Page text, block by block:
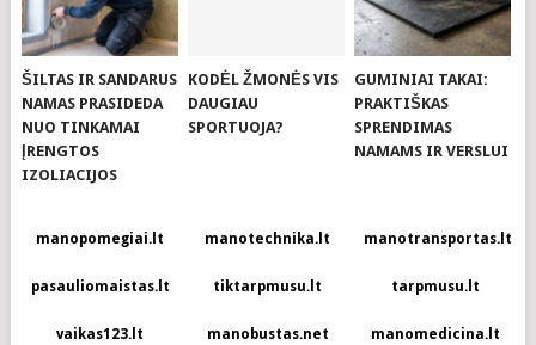
ŠILTAS IR SANDARUS
NAMAS PRASIDEDA
NUO TINKAMAI
ĮRENGTOS
IZOLIACIJOS
KODĖL ŽMONĖS VIS
DAUGIAU
SPORTUOJA?
GUMINIAI TAKAI:
PRAKTIŠKAS
SPRENDIMAS
NAMAMS IR VERSLUI
manopomegiai.lt manotechnika.lt manotransportas.lt
pasauliomaistas.lt tiktarpmusu.lt tarpmusu.lt
vaikas123.lt manobustas.net manomedicina.lt